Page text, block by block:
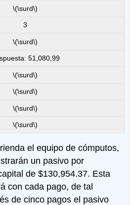
\(\surd\)
3
\(\surd\)
51,080,99
\(\surd\)
\(\surd\)
\(\surd\)
\(\surd\)
el equipo de cómputos,
un pasivo por
de $130,954.37. Esta
con cada pago, de tal
de cinco pagos el pasivo